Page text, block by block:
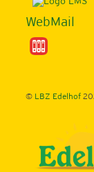
WebMail
© LBZ Edelhof